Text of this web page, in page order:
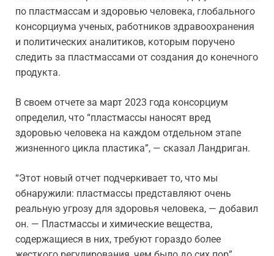
по пластмассам и здоровью человека, глобального
консорциума ученых, работников здравоохранения
и политических аналитиков, которым поручено
следить за пластмассами от создания до конечного
продукта.
В своем отчете за март 2023 года консорциум
определил, что “пластмассы наносят вред
здоровью человека на каждом отдельном этапе
жизненного цикла пластика”, — сказал Ландриган.
“Этот новый отчет подчеркивает то, что мы
обнаружили: пластмассы представляют очень
реальную угрозу для здоровья человека, — добавил
он. — Пластмассы и химические вещества,
содержащиеся в них, требуют гораздо более